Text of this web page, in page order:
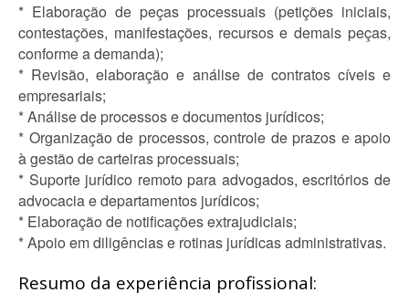
* Elaboração de peças processuais (petições iniciais,
contestações, manifestações, recursos e demais peças,
conforme a demanda);
* Revisão, elaboração e análise de contratos cíveis e
empresariais;
* Análise de processos e documentos jurídicos;
* Organização de processos, controle de prazos e apoio
à gestão de carteiras processuais;
* Suporte jurídico remoto para advogados, escritórios de
advocacia e departamentos jurídicos;
* Elaboração de notificações extrajudiciais;
* Apoio em diligências e rotinas jurídicas administrativas.
Resumo da experiência profissional: